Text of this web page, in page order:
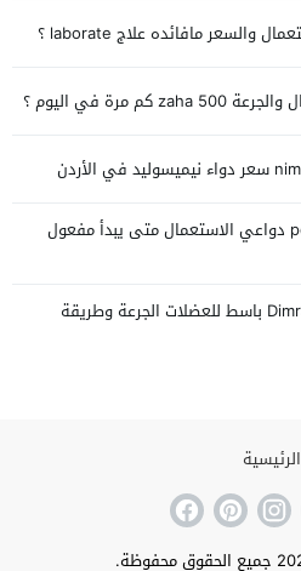
سعر بوليجيناكس polygynax دواعي الاستعمال متى يبدأ مفعول
سعر شريط برشام ديمرا Dimra باسط للعضلات الجرعة وطريقة
الرئيسية